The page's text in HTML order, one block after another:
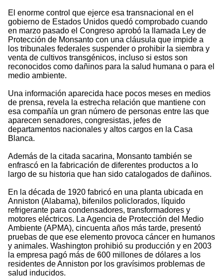
El enorme control que ejerce esa transnacional en el
gobierno de Estados Unidos quedó comprobado cuando
en marzo pasado el Congreso aprobó la llamada Ley de
Protección de Monsanto con una cláusula que impide a
los tribunales federales suspender o prohibir la siembra y
venta de cultivos transgénicos, incluso si estos son
reconocidos como dañinos para la salud humana o para el
medio ambiente.
Una información aparecida hace pocos meses en medios
de prensa, revela la estrecha relación que mantiene con
esa compañía un gran número de personas entre las que
aparecen senadores, congresistas, jefes de
departamentos nacionales y altos cargos en la Casa
Blanca.
Además de la citada sacarina, Monsanto también se
enfrascó en la fabricación de diferentes productos a lo
largo de su historia que han sido catalogados de dañinos.
En la década de 1920 fabricó en una planta ubicada en
Anniston (Alabama), bifenilos policlorados, líquido
refrigerante para condensadores, transformadores y
motores eléctricos. La Agencia de Protección del Medio
Ambiente (APMA), cincuenta años más tarde, presentó
pruebas de que ese elemento provoca cáncer en humanos
y animales. Washington prohibió su producción y en 2003
la empresa pagó más de 600 millones de dólares a los
residentes de Anniston por los gravísimos problemas de
salud inducidos.